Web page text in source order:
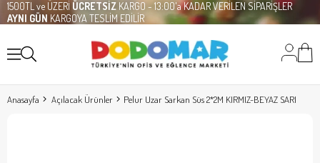
1500TL ve ÜZERİ ÜCRETSİZ KARGO - 13:00'a KADAR VERİLEN SİPARİŞLER
AYNI GÜN KARGOYA TESLİM EDİLİR
Anasayfa Açılacak Ürünler Pelur Uzar Sarkan Süs 2*2M KIRMIZ-BEYAZ SARI